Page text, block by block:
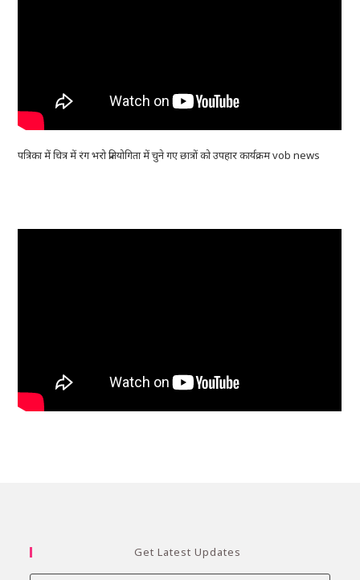
पत्रिका में चित्र में रंग भरो प्रतियोगिता में चुने गए छात्रों को उपहार कार्यक्रम vob news
Get Latest Updates